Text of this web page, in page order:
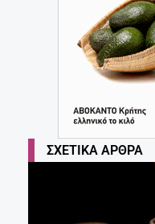
ΣΧΕΤΙΚΆ ΆΡΘΡΑ